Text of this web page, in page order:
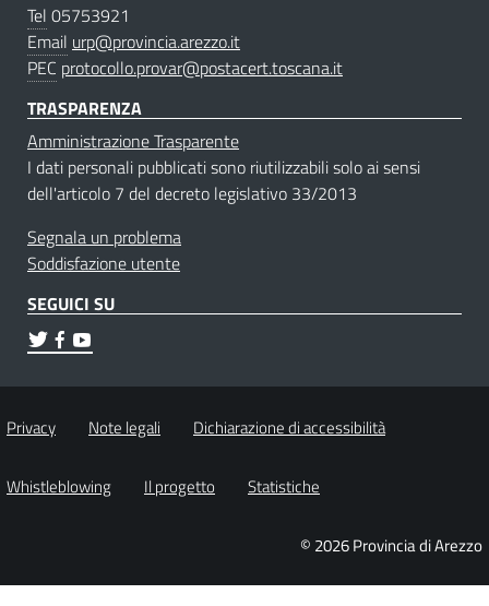
Tel 05753921
Email urp@provincia.arezzo.it
PEC protocollo.provar@postacert.toscana.it
TRASPARENZA
Amministrazione Trasparente
I dati personali pubblicati sono riutilizzabili solo ai sensi
dell'articolo 7 del decreto legislativo 33/2013
Segnala un problema
Soddisfazione utente
SEGUICI SU
Privacy Note legali Dichiarazione di accessibilità
Whistleblowing Il progetto Statistiche
© 2026 Provincia di Arezzo